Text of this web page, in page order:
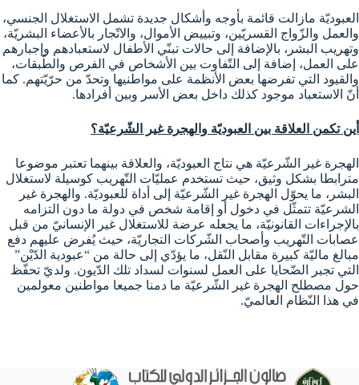
العبوديّة مازالت قائمة بأوجه وأشكال جديدة تشمل الاستغلال الجنسي،
والعمل والزّواج القسريّين، وتبييض الأموال، والاتّجار بالأعضاء البشريّة،
وتهريب البشر، بالإضافة إلى حالات تبنّي الأطفال لاستعبادهم وإجبارهم
على العمل، إضافة إلى التّفاوت بين الأشخاص في الفرص والطّبقات،
والقيود التي تفرضها بعض الأنظمة على مواطنيها وتحدّ من حرّيّتهم. كما
أنّ الاستعباد موجود كذلك داخل بعض الأسر وبين أفرادها.
أين تكمن العلاقة بين العبوديّة والهجرة غير الشّرعيّة؟
الهجرة غير الشّرعيّة هي نتاج العبوديّة، والعلاقة بينهما تعتبر موضوعا
مترابطا بشكل وثيق، حيث تستخدم عمليّات التّهريب كوسيلة لاستغلال
البشر، ما يحوّل الهجرة غير الشّرعيّة إلى أداة للعبوديّة. والهجرة غير
الشرعيّة تتمثّل في دخول أو إقامة شخص في دولة ما دون التزامه
بالإجراءات القانونيّة، ما يجعله عرضة للاستغلال غير الإنسانيّ من قبل
عصابات التّهريب وأصحاب الشّركات التجاريّة، حيث يُفرض عليهم دفع
مبالغ ماليّة كبيرة مقابل النّقل، ما يؤدّي إلى حالة من “عبودية الدّيْن”
التي تجبر الضّحايا على العمل لسنوات لسداد تلك الدّيون. ولديّ تحفّظ
حول مصطلح الهجرة غير الشّرعيّة ما دمنا جميعا مواطنين معولمين
في هذا النّظام العالميّ.